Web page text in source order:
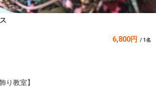
6,800円 / 1名
り教室】